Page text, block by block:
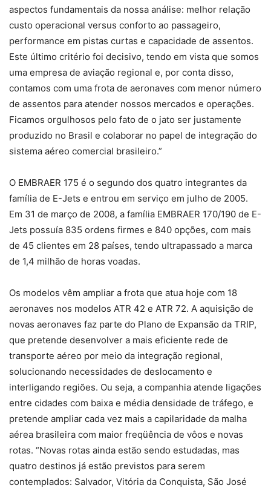
aspectos fundamentais da nossa análise: melhor relação
custo operacional versus conforto ao passageiro,
performance em pistas curtas e capacidade de assentos.
Este último critério foi decisivo, tendo em vista que somos
uma empresa de aviação regional e, por conta disso,
contamos com uma frota de aeronaves com menor número
de assentos para atender nossos mercados e operações.
Ficamos orgulhosos pelo fato de o jato ser justamente
produzido no Brasil e colaborar no papel de integração do
sistema aéreo comercial brasileiro.”
O EMBRAER 175 é o segundo dos quatro integrantes da
família de E-Jets e entrou em serviço em julho de 2005.
Em 31 de março de 2008, a família EMBRAER 170/190 de E-
Jets possuía 835 ordens firmes e 840 opções, com mais
de 45 clientes em 28 países, tendo ultrapassado a marca
de 1,4 milhão de horas voadas.
Os modelos vêm ampliar a frota que atua hoje com 18
aeronaves nos modelos ATR 42 e ATR 72. A aquisição de
novas aeronaves faz parte do Plano de Expansão da TRIP,
que pretende desenvolver a mais eficiente rede de
transporte aéreo por meio da integração regional,
solucionando necessidades de deslocamento e
interligando regiões. Ou seja, a companhia atende ligações
entre cidades com baixa e média densidade de tráfego, e
pretende ampliar cada vez mais a capilaridade da malha
aérea brasileira com maior freqüência de vôos e novas
rotas. “Novas rotas ainda estão sendo estudadas, mas
quatro destinos já estão previstos para serem
contemplados: Salvador, Vitória da Conquista, São José